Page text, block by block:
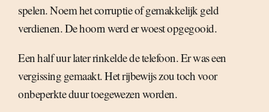
spelen. Noem het corruptie of gemakkelijk geld
verdienen. De hoorn werd er woest opgegooid.
Een half uur later rinkelde de telefoon. Er was een
vergissing gemaakt. Het rijbewijs zou toch voor
onbeperkte duur toegewezen worden.